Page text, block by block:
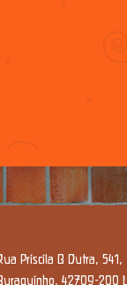
Priscila B Dutra, 541,
42709-200